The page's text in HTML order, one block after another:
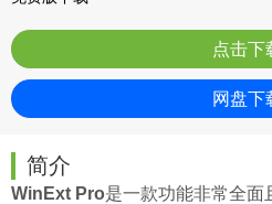
点击下
网盘下
简介
WinExt Pro是一款功能非常全面